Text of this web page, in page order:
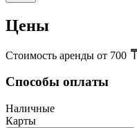
Цены
Стоимость аренды от 700
Способы оплаты
Наличные
Карты